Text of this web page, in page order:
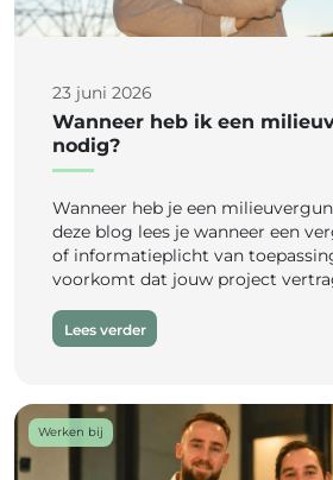
23 juni 2026
Wanneer heb ik een
nodig?
Wanneer heb je een
deze blog lees je wanneer een
of informatieplicht van
voorkomt dat jouw project
Lees verder
Werken bij